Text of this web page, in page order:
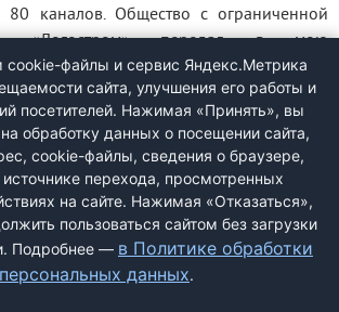
каналов. Общество с ограниченной
«Логостром» передал в мою
2 антенны по почте РФ. Товар пришёл
08.09.2018 г. Посылку оплатил на
14 руб. (2500 руб. – ...
ДОБАВИТЬ ЖАЛОБУ
КОНТАКТЫ
файлы и сервис Яндекс.Метрика
сайта, улучшения его работы и
посетителей. Нажимая «Принять», вы
обработку данных о посещении сайта,
cookie-файлы, сведения о браузере,
источнике перехода, просмотренных
на сайте. Нажимая «Отказаться»,
пользоваться сайтом без загрузки
Подробнее — в Политике обработки
персональных данных.